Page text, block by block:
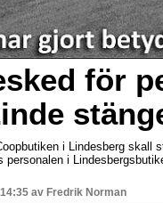
för
i Lindesberg skall
personalen i
av Fredrik Norman